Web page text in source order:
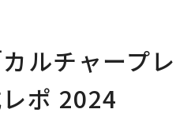
ルチャープ
ポ 2024